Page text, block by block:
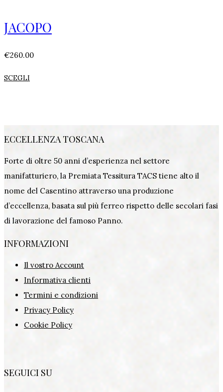
JACOPO
€260.00
SCEGLI
ECCELLENZA TOSCANA
Forte di oltre 50 anni d’esperienza nel settore
manifatturiero, la Premiata Tessitura TACS tiene alto il
nome del Casentino attraverso una produzione
d’eccellenza, basata sul più ferreo rispetto delle secolari fasi
di lavorazione del famoso Panno.
INFORMAZIONI
Il vostro Account
Informativa clienti
Termini e condizioni
Privacy Policy
Cookie Policy
SEGUICI SU